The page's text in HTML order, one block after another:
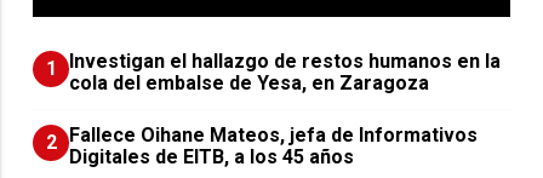
1
Investigan el hallazgo de restos humanos en la
cola del embalse de Yesa, en Zaragoza
2 Fallece Oihane Mateos, jefa de Informativos
Digitales de EITB, a los 45 años